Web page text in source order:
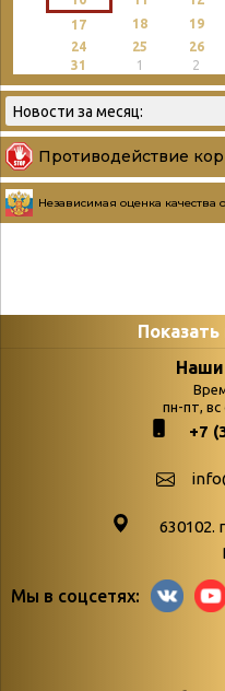
17
18 19
24 25 26
31
1 2
Противодействие
Независимая оценка качества
Показать
podvedenie-itogov-
paskhalnaya-palitra
Библионочь – как
Наши
пн-пт, вс
+7
630102.
Мы в соцсетях: